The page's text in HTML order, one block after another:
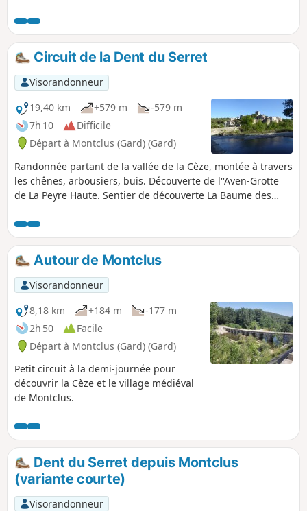
Circuit de la Dent du Serret
Visorandonneur
19,40 km
+579 m
-579 m
7h 10
Difficile
Départ à Montclus (Gard) (Gard)
Randonnée partant de la vallée de la Cèze, montée à travers
les chênes, arbousiers, buis. Découverte de l''Aven-Grotte
de La Peyre Haute. Sentier de découverte La Baume des
que le belvédère. Vue sur le Rocher de l'Aigle. Superbe
panorama du haut de la Dent du Serret. En fonction de
l'horaire, possibilité de manger au bord de la Cèze.
Autour de Montclus
Visorandonneur
8,18 km
+184 m
-177 m
2h 50
Facile
Départ à Montclus (Gard) (Gard)
Petit circuit à la demi-journée pour
découvrir la Cèze et le village médiéval
de Montclus.
Dent du Serret depuis Montclus
(variante courte)
Visorandonneur